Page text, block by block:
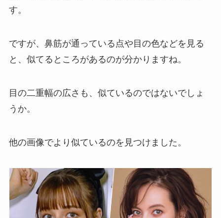
す。
ですが、鼻筋が通っている点や目の色などを見る
と、似てるところがあるのが分かりますね。
目の二重幅の広さも、似ているのではないでしょ
うか。
他の画像でより似ているのを見つけました。